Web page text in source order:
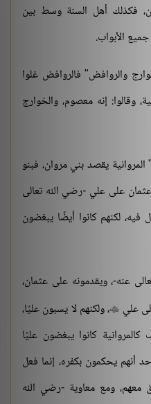
فكذلك أهل السنة وسط بين
الأبواب.
والروافض" فالروافض غلوا
وقالوا: إنه معصوم، والخوارج
يقصد بني مروان، فبنو
على علي -رضي الله تعالى
فيه، لكنهم كانوا أيضًا يبغضون
عنه-، ويقدمونه على عثمان،
علي ، ولكنهم لا يسبون عليًا،
كانوا يبغضون عليًا
أنهم يحكمون بكفره، إنما فعل
معهم، ومع معاوية -رضي الله